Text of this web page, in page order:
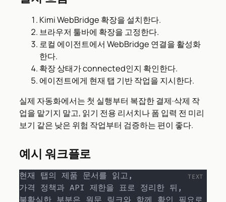
Kimi WebBridge 확장을 설치한다.
브라우저 툴바에 확장을 고정한다.
로컬 에이전트에서 WebBridge 연결을 활성화
한다.
확장 상태가 connected인지 확인한다.
에이전트에게 현재 탭 기반 작업을 지시한다.
실제 자동화에서는 첫 실행부터 복잡한 결제·삭제 작
업을 맡기지 말고, 읽기 전용 리서치나 폼 입력 전 미리
보기 같은 낮은 위험 작업부터 검증하는 편이 좋다.
예시 워크플로
현재 탭의 제품 문서를 읽고,
가격 정책과 API 제한을 표로 정리한 뒤,
불확실한 부분은 원문 링크와 함께 확인 필요로